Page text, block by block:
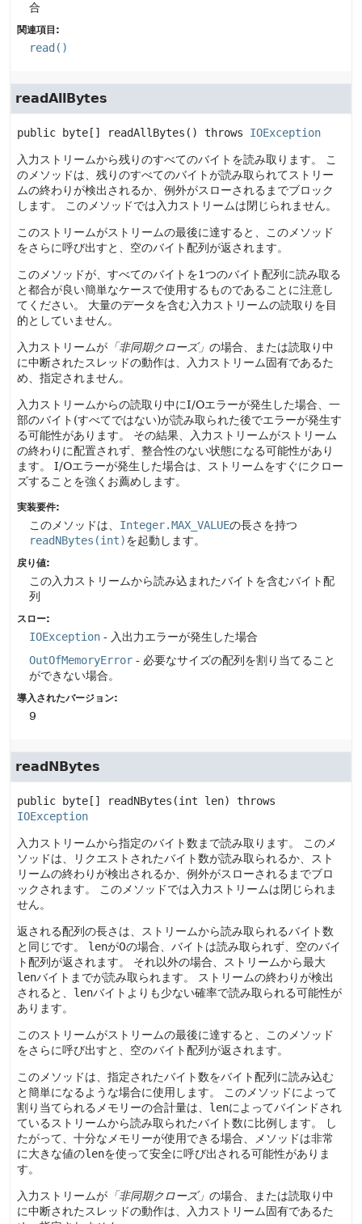
合
関連項目:
read()
readAllBytes
public byte[] readAllBytes () throws IOException
入力ストリームから残りのすべてのバイトを読み取ります。
こ
のメソッドは、残りのすべてのバイトが読み取られてストリー
ムの終わりが検出されるか、例外がスローされるまでブロック
します。
このメソッドでは入力ストリームは閉じられません。
このストリームがストリームの最後に達すると、このメソッド
をさらに呼び出すと、空のバイト配列が返されます。
このメソッドが、すべてのバイトを1つのバイト配列に読み取る
と都合が良い簡単なケースで使用するものであることに注意し
てください。
大量のデータを含む入力ストリームの読取りを目
的としていません。
入力ストリームが 「非同期クローズ」 の場合、または読取り中
に中断されたスレッドの動作は、入力ストリーム固有であるた
め、指定されません。
入力ストリームからの読取り中にI/Oエラーが発生した場合、一
部のバイト(すべてではない)が読み取られた後でエラーが発生す
る可能性があります。
その結果、入力ストリームがストリーム
の終わりに配置されず、整合性のない状態になる可能性があり
ます。
I/Oエラーが発生した場合は、ストリームをすぐにクロー
ズすることを強くお薦めします。
実装要件:
このメソッドは、 Integer.MAX_VALUEの長さを持つ
readNBytes(int)を起動します。
戻り値:
この入力ストリームから読み込まれたバイトを含むバイト配
列
スロー:
IOException - 入出力エラーが発生した場合
OutOfMemoryError - 必要なサイズの配列を割り当てること
ができない場合。
導入されたバージョン:
9
readNBytes
public byte[] readNBytes (int len)
throws
IOException
入力ストリームから指定のバイト数まで読み取ります。
このメ
ソッドは、リクエストされたバイト数が読み取られるか、スト
リームの終わりが検出されるか、例外がスローされるまでブロ
ックされます。
このメソッドでは入力ストリームは閉じられま
せん。
返される配列の長さは、ストリームから読み取られるバイト数
と同じです。
lenが0の場合、バイトは読み取られず、空のバイ
ト配列が返されます。
それ以外の場合、ストリームから最大
lenバイトまでが読み取られます。
ストリームの終わりが検出
されると、 lenバイトよりも少ない確率で読み取られる可能性が
あります。
このストリームがストリームの最後に達すると、このメソッド
をさらに呼び出すと、空のバイト配列が返されます。
このメソッドは、指定されたバイト数をバイト配列に読み込む
と簡単になるような場合に使用します。
このメソッドによって
割り当てられるメモリーの合計量は、 lenによってバインドされ
ているストリームから読み取られたバイト数に比例します。
し
たがって、十分なメモリーが使用できる場合、メソッドは非常
に大きな値のlenを使って安全に呼び出される可能性がありま
す。
入力ストリームが 「非同期クローズ」 の場合、または読取り中
に中断されたスレッドの動作は、入力ストリーム固有であるた